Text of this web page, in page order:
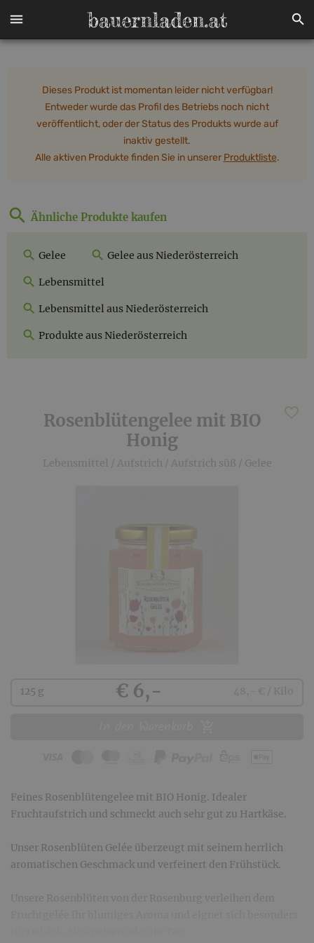
Dieses Produkt ist momentan leider nicht verfügbar!
Entweder wurde das Profil des Betriebs noch nicht
veröffentlicht, oder der Status des Produkts wurde auf
inaktiv gestellt.
Alle aktiven Produkte finden Sie in unserer Produktliste.
Ähnliche Produkte kaufen
Gelee Gelee aus Niederösterreich
Lebensmittel
Lebensmittel aus Niederösterreich
Produkte aus Niederösterreich
Rosenblütengelee mit BIO
Honig
Lebensmittel / Aufstrich / Aufstrich süß / Gelee
Kaufen
125 g € 6,-
Feines Rosenblütengelee mit BIO Honig. Idealer
Fruchtaufstrich und schmeckt auch sehr gut zu Hartkäse.
Unser Rosenblüten Gelée überzeugt mit seinem herrlich
aromatischen Geschmack und verfeinert den Frühstück.